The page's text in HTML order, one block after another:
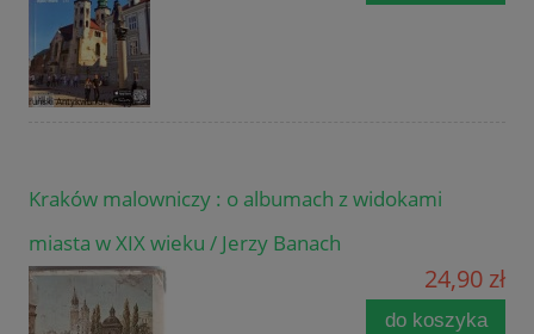
Kraków malowniczy : o albumach z widokami
miasta w XIX wieku / Jerzy Banach
24,90 zł
do koszyka